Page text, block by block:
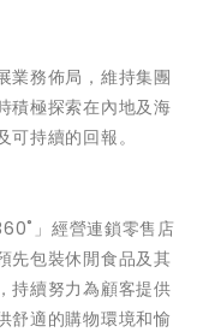
業務佈局，維持集團
積極探索在內地及海
持續的回報。
」經營連鎖零售店
先包裝休閒食品及其
持續努力為顧客提供
舒適的購物環境和愉